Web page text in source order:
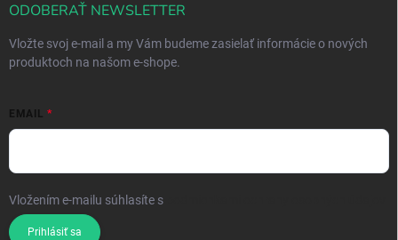
ODOBERAŤ NEWSLETTER
Vložte svoj e-mail a my Vám budeme zasielať informácie o nových
produktoch na našom e-shope.
EMAIL
Vložením e-mailu súhlasíte s
Prihlásiť sa